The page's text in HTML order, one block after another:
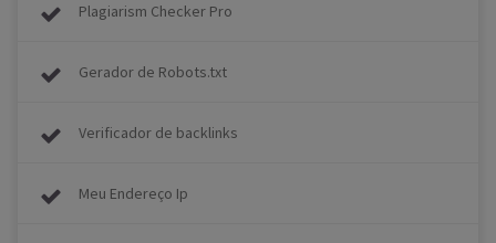
Plagiarism Checker Pro
Gerador de Robots.txt
Verificador de backlinks
Meu Endereço Ip